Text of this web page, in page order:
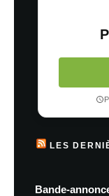
LES
Bande-